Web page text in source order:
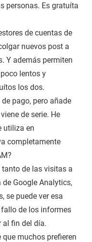
personas. Es gratuíta
de cuentas de
nuevos post a
Y además permiten
lentos y
los dos.
pago, pero añade
de serie. He
utiliza en
completamente
tanto de las visitas a
Google Analytics,
se puede ver esa
de los informes
al fin del día.
que muchos prefieren